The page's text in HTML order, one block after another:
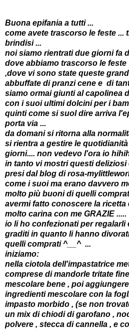
Buona epifania a tutti ...
come avete trascorso le feste ...
brindisi ...
noi siamo rientrati due giorni fa
dove abbiamo trascorso le
,dove vi sono state queste
abbuffate di pranzi cene e di
siamo ormai giunti al capolinea
con i suoi ultimi dolcini per i
quinti come si suol dire arriva
porta via ...
da domani si ritorna alla
si rientra a gestire le
giorni.... non vedevo l'ora io
in tanto vi mostri questi
presi dal blog dirosa-
come i suoi ma erano davvero
molto più buoni di quelli
avermi fatto conoscere la ricetta
molto carina con me GRAZIE .....
io li ho confezionati per regalarli
graditi in quanto li hanno
quelli comprati ^__^ ...
iniziamo:
nella ciotola dell'impastatrice
comprese di mandorle tritate
mescolare bene , poi
ingredienti mescolare con la
impasto morbido , (se non
un mix di chiodi di garofano ,
polvere , stecca di cannella , e